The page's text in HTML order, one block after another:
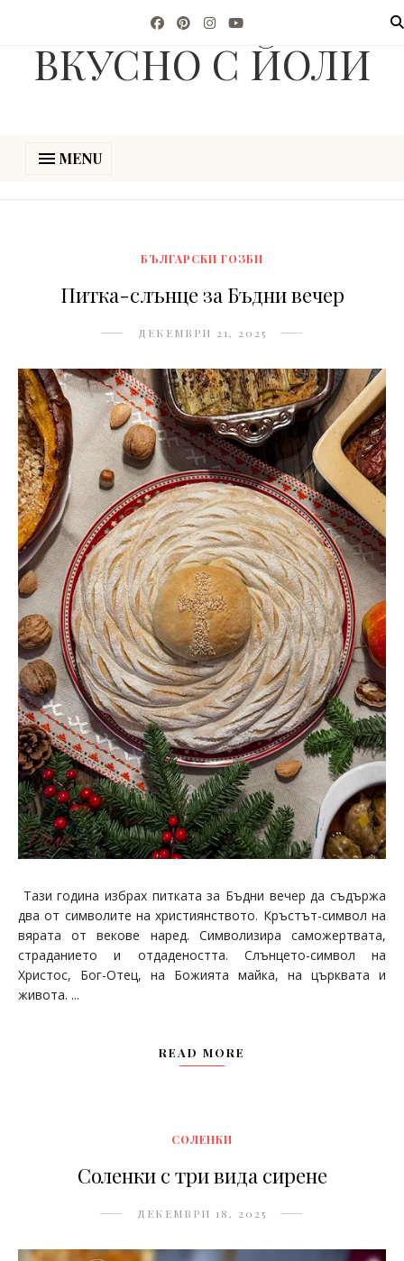
ВКУСНО С ЙОЛИ
MENU
БЪЛГАРСКИ ГОЗБИ
Питка-слънце за Бъдни вечер
ДЕКЕМВРИ 21, 2025
Тази година избрах питката за Бъдни вечер да съдържа
два от символите на християнството. Кръстът-символ на
вярата от векове наред. Символизира саможертвата,
страданието и отдадеността. Слънцето-символ на
Христос, Бог-Отец, на Божията майка, на църквата и
живота. ...
READ MORE
СОЛЕНКИ
Соленки с три вида сирене
ДЕКЕМВРИ 18, 2025